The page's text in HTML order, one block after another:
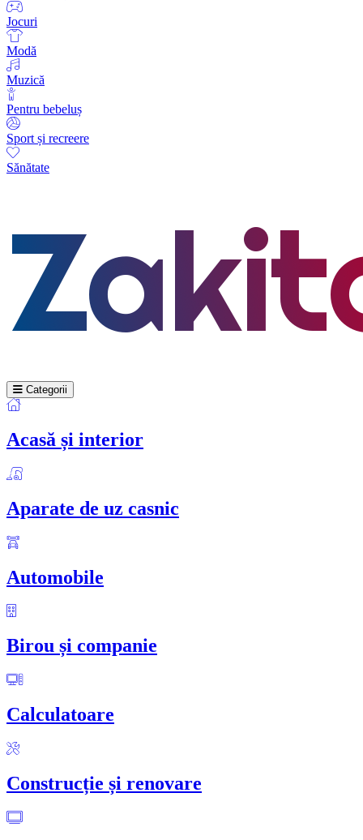
Jocuri
Modă
Muzică
Pentru bebeluș
Sport și recreere
Sănătate
Categorii
Acasă și interior
Aparate de uz casnic
Automobile
Birou și companie
Calculatoare
Construcție și renovare